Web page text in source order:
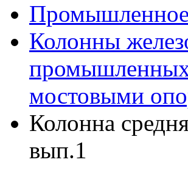
Промышленное
Колонны
мостовыми
Колонна
вып.1